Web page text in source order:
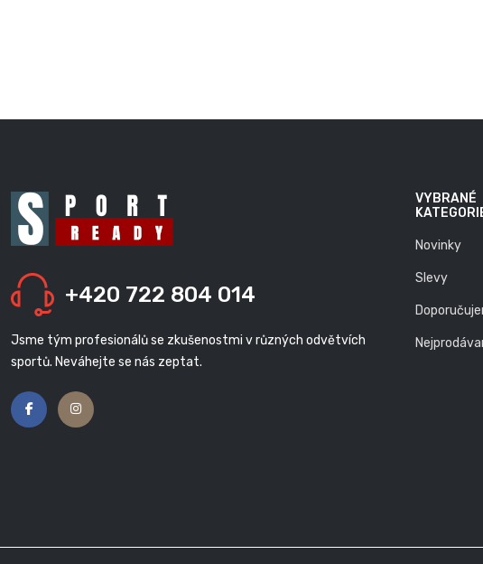
+420 722 804 014
Jsme tým profesionálů se zkušenostmi v různých odvětvích
sportů. Neváhejte se nás zeptat.
VYBRANÉ
Novinky
Slevy